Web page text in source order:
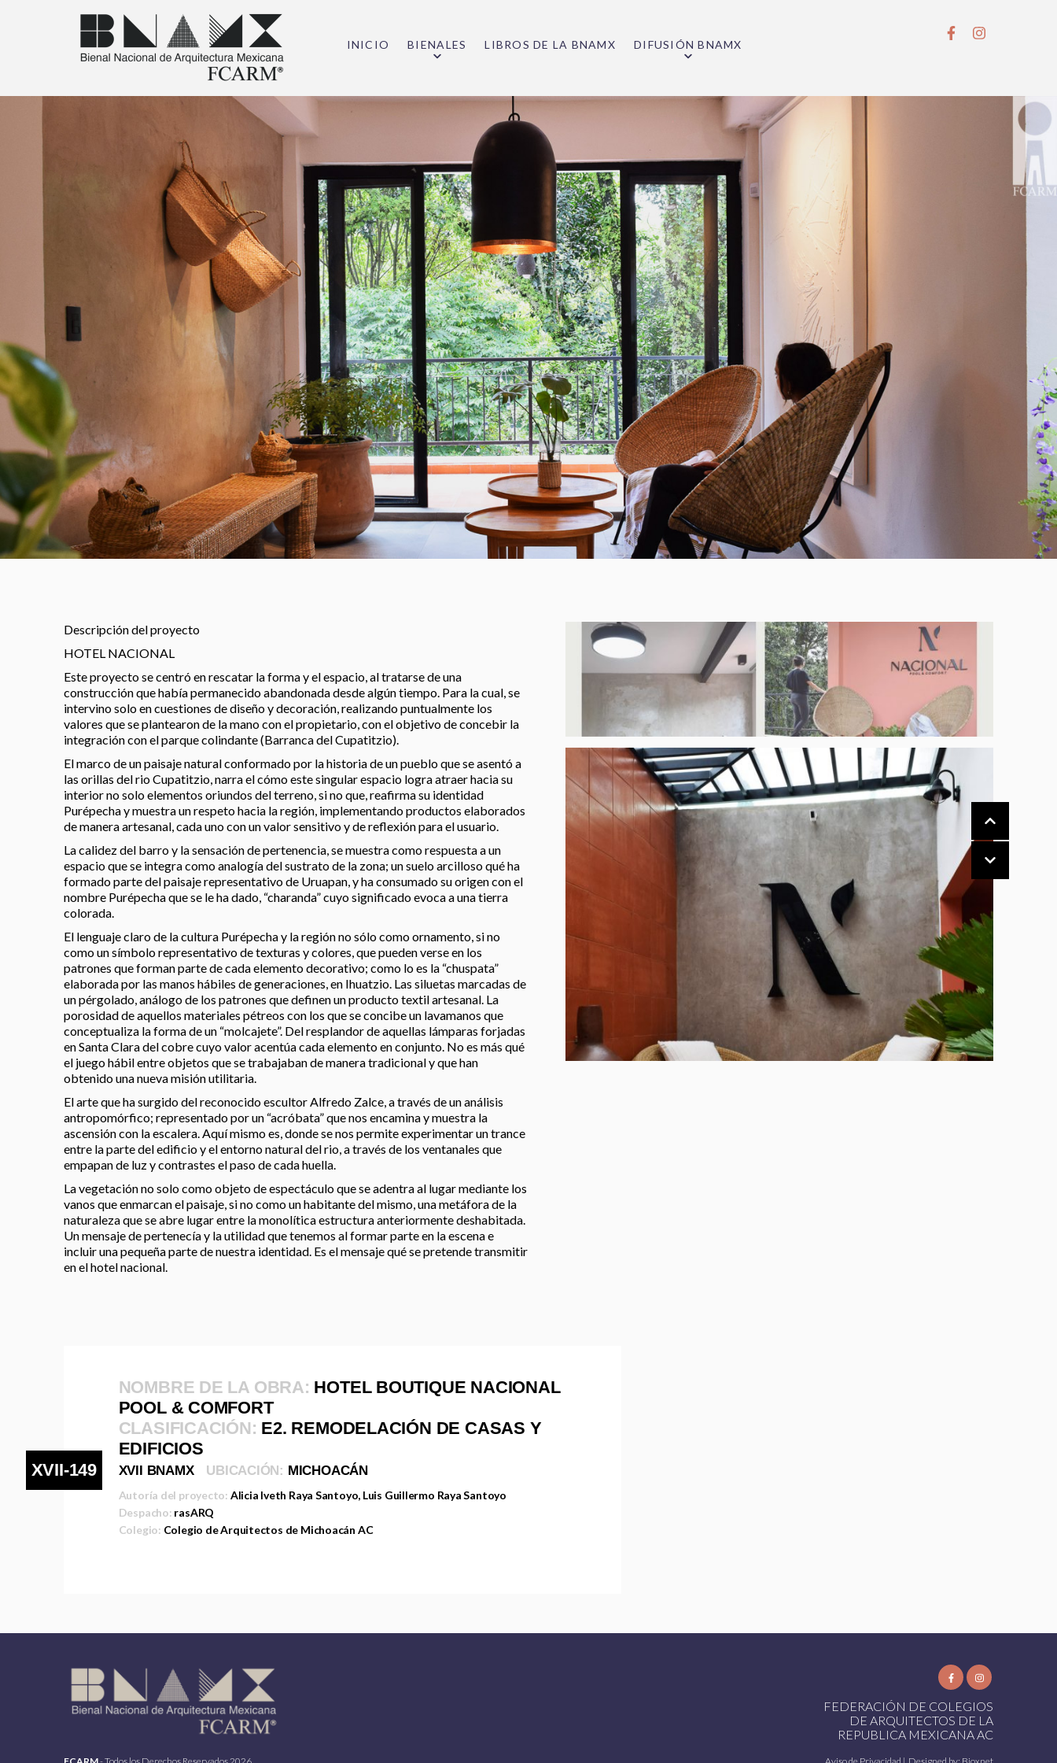
INICIO BIENALES LIBROS DE LA BNAMX DIFUSIÓN BNAMX
Descripción del proyecto
HOTEL NACIONAL
Este proyecto se centró en rescatar la forma y el espacio, al tratarse de una
construcción que había permanecido abandonada desde algún tiempo. Para la cual, se
intervino solo en cuestiones de diseño y decoración, realizando puntualmente los
valores que se plantearon de la mano con el propietario, con el objetivo de concebir la
integración con el parque colindante (Barranca del Cupatitzio).
El marco de un paisaje natural conformado por la historia de un pueblo que se asentó a
las orillas del rio Cupatitzio, narra el cómo este singular espacio logra atraer hacia su
interior no solo elementos oriundos del terreno, si no que, reafirma su identidad
Purépecha y muestra un respeto hacia la región, implementando productos elaborados
de manera artesanal, cada uno con un valor sensitivo y de reflexión para el usuario.
La calidez del barro y la sensación de pertenencia, se muestra como respuesta a un
espacio que se integra como analogía del sustrato de la zona; un suelo arcilloso qué ha
formado parte del paisaje representativo de Uruapan, y ha consumado su origen con el
nombre Purépecha que se le ha dado, “charanda” cuyo significado evoca a una tierra
colorada.
El lenguaje claro de la cultura Purépecha y la región no sólo como ornamento, si no
como un símbolo representativo de texturas y colores, que pueden verse en los
patrones que forman parte de cada elemento decorativo; como lo es la “chuspata”
elaborada por las manos hábiles de generaciones, en Ihuatzio. Las siluetas marcadas de
un pérgolado, análogo de los patrones que definen un producto textil artesanal. La
porosidad de aquellos materiales pétreos con los que se concibe un lavamanos que
conceptualiza la forma de un “molcajete”. Del resplandor de aquellas lámparas forjadas
en Santa Clara del cobre cuyo valor acentúa cada elemento en conjunto. No es más qué
el juego hábil entre objetos que se trabajaban de manera tradicional y que han
obtenido una nueva misión utilitaria.
El arte que ha surgido del reconocido escultor Alfredo Zalce, a través de un análisis
antropomórfico; representado por un “acróbata” que nos encamina y muestra la
ascensión con la escalera. Aquí mismo es, donde se nos permite experimentar un trance
entre la parte del edificio y el entorno natural del rio, a través de los ventanales que
empapan de luz y contrastes el paso de cada huella.
La vegetación no solo como objeto de espectáculo que se adentra al lugar mediante los
vanos que enmarcan el paisaje, si no como un habitante del mismo, una metáfora de la
naturaleza que se abre lugar entre la monolítica estructura anteriormente deshabitada.
Un mensaje de pertenecía y la utilidad que tenemos al formar parte en la escena e
incluir una pequeña parte de nuestra identidad. Es el mensaje qué se pretende transmitir
en el hotel nacional.
XVII-149
NOMBRE DE LA OBRA: HOTEL BOUTIQUE NACIONAL
POOL & COMFORT
CLASIFICACIÓN: E2. REMODELACIÓN DE CASAS Y
EDIFICIOS
XVII BNAMX UBICACIÓN: MICHOACÁN
Autoría del proyecto: Alicia Iveth Raya Santoyo, Luis Guillermo Raya Santoyo
Despacho: rasARQ
Colegio: Colegio de Arquitectos de Michoacán AC
FEDERACIÓN DE COLEGIOS
DE ARQUITECTOS DE LA
REPUBLICA MEXICANA AC